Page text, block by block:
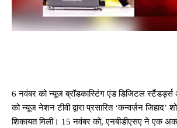
6 नवंबर को न्यूज ब्रॉडकास्टिंग एंड डिजिटल स्टैंडर्ड्स
को न्यूज नेशन टीवी द्वारा प्रसारित ‘कन्वर्ज़न
शिकायत मिली। 15 नवंबर को, एनबीडीएसए ने एक